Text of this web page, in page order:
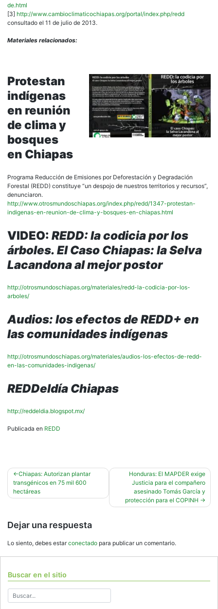
de.html
[3] http://www.cambioclimaticochiapas.org/portal/index.php/redd
consultado el 11 de julio de 2013.
Materiales relacionados:
Protestan
indígenas
en reunión
de clima y
bosques
en Chiapas
Programa Reducción de Emisiones por Deforestación y Degradación
Forestal (REDD) constituye “un despojo de nuestros territorios y recursos”,
denunciaron.
http://www.otrosmundoschiapas.org/index.php/redd/1347-protestan-
indigenas-en-reunion-de-clima-y-bosques-en-chiapas.html
VIDEO: REDD: la codicia por los
árboles. El Caso Chiapas: la Selva
Lacandona al mejor postor
http://otrosmundoschiapas.org/materiales/redd-la-codicia-por-los-
arboles/
Audios: los efectos de REDD+ en
las comunidades indígenas
http://otrosmundoschiapas.org/materiales/audios-los-efectos-de-redd-
en-las-comunidades-indigenas/
REDDeldía Chiapas
http://reddeldia.blogspot.mx/
Publicada en REDD
Navegación
de
entradas
Chiapas: Autorizan plantar
transgénicos en 75 mil 600
hectáreas
Honduras: El MAPDER exige
Justicia para el compañero
asesinado Tomás García y
protección para el COPINH
Dejar una respuesta
Lo siento, debes estarconectado para publicar un comentario.
Buscar en el sitio